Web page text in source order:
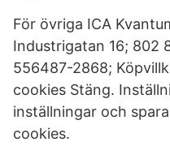
För övriga ICA
Industrigatan 16; 802
556487-2868;
cookies Stäng.
inställningar och
cookies.